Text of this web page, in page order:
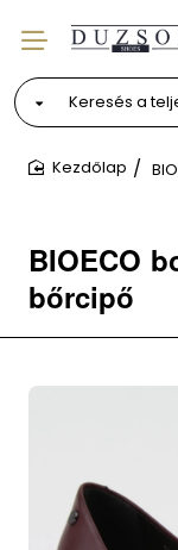
Keresés
teljes
áruházban...
BIOECO
bőrcipő